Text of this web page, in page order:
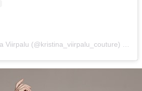
Viirpalu (@kristina_viirpalu_couture)